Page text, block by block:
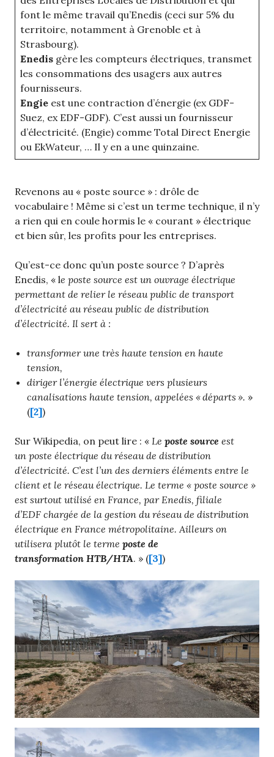
font le même travail qu’Enedis (ceci sur 5% du
territoire, notamment à Grenoble et à
Strasbourg).
Enedis gère les compteurs électriques, transmet
les consommations des usagers aux autres
fournisseurs.
Engie est une contraction d’énergie (ex GDF-
Suez, ex EDF-GDF). C’est aussi un fournisseur
d’électricité. (Engie) comme Total Direct Energie
ou EkWateur, … Il y en a une quinzaine.
Revenons au « poste source » : drôle de
vocabulaire ! Même si c’est un terme technique, il n’y
a rien qui en coule hormis le « courant » électrique
et bien sûr, les profits pour les entreprises.
Qu’est-ce donc qu’un poste source ? D’après
Enedis, « le poste source est un ouvrage électrique
permettant de relier le réseau public de transport
d’électricité au réseau public de distribution
d’électricité. Il sert à :
transformer une très haute tension en haute
tension,
diriger l’énergie électrique vers plusieurs
canalisations haute tension, appelées « départs ». »
([2])
Sur Wikipedia, on peut lire : « Le poste source est
un poste électrique du réseau de distribution
d’électricité. C’est l’un des derniers éléments entre le
client et le réseau électrique. Le terme « poste source »
est surtout utilisé en France, par Enedis, filiale
d’EDF chargée de la gestion du réseau de distribution
électrique en France métropolitaine. Ailleurs on
utilisera plutôt le terme poste de
transformation HTB/HTA. » ([3])